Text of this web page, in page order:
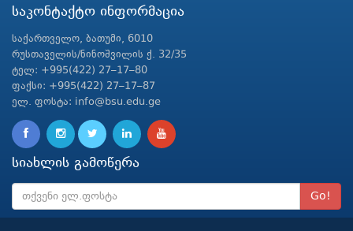
საკონტაქტო ინფორმაცია
საქართველო, ბათუმი, 6010
რუსთაველის/ნინოშვილის ქ. 32/35
ტელ: +995(422) 27–17–80
ფაქსი: +995(422) 27–17–87
ელ. ფოსტა: info@bsu.edu.ge
სიახლის გამოწერა
Go!